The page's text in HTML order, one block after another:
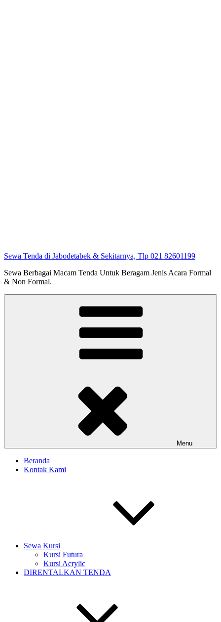
Sewa Tenda di Jabodetabek & Sekitarnya, Tlp 021 82601199
Sewa Berbagai Macam Tenda Untuk Beragam Jenis Acara Formal
& Non Formal.
Menu
Beranda
Kontak Kami
Sewa Kursi
Kursi Futura
Kursi Acrylic
DIRENTALKAN TENDA